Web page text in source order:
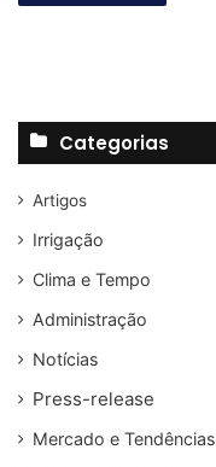
Categorias
Artigos
Irrigação
Clima e Tempo
Administração
Notícias
Press-release
Mercado e Tendências